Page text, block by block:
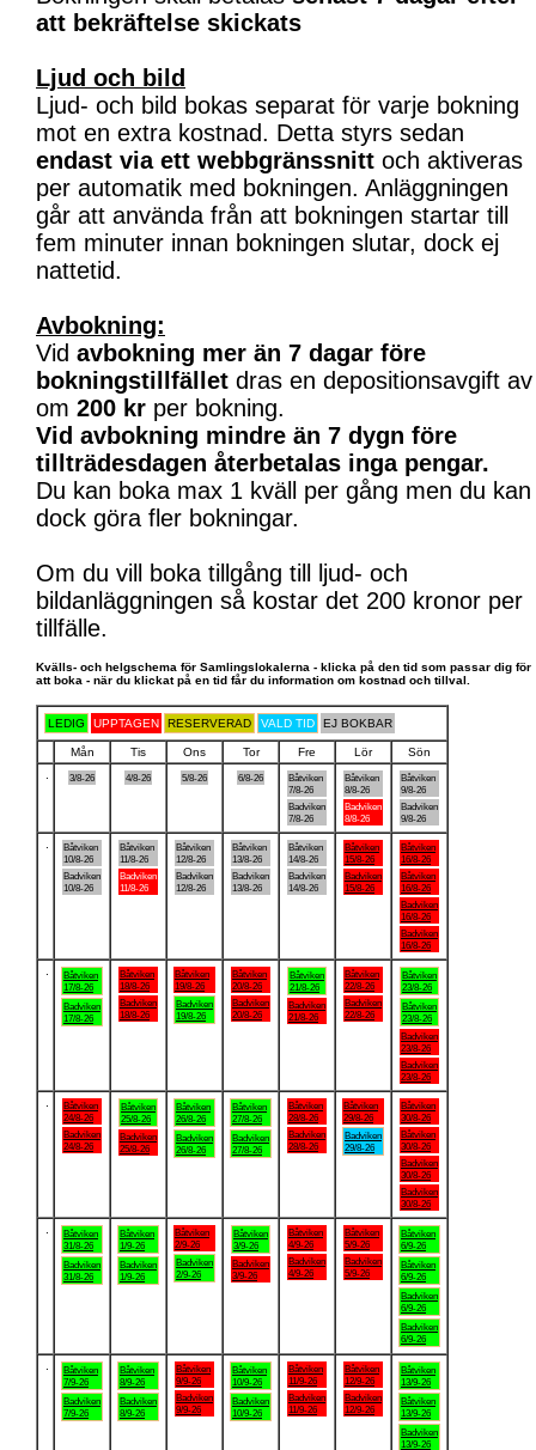
att bekräftelse skickats
Ljud och bild
Ljud- och bild bokas separat för varje bokning
mot en extra kostnad. Detta styrs sedan
endast via ett webbgränssnitt och aktiveras
per automatik med bokningen. Anläggningen
går att använda från att bokningen startar till
fem minuter innan bokningen slutar, dock ej
nattetid.
Avbokning:
Vid avbokning mer än 7 dagar före
bokningstillfället dras en depositionsavgift av
om 200 kr per bokning.
Vid avbokning mindre än 7 dygn före
tillträdesdagen återbetalas inga pengar.
Du kan boka max 1 kväll per gång men du kan
dock göra fler bokningar.
Om du vill boka tillgång till ljud- och
bildanläggningen så kostar det 200 kronor per
tillfälle.
Kvälls- och helgschema för Samlingslokalerna - klicka på den tid som passar dig för
att boka - när du klickat på en tid får du information om kostnad och tillval.
LEDIG UPPTAGEN RESERVERAD VALD TID EJ BOKBAR
Mån Tis Ons Tor Fre Lör
Sön
3/8-26 4/8-26 5/8-26 6/8-26
Båtviken
7/8-26
Badviken
7/8-26
Båtviken
8/8-26
Badviken
8/8-26
Båtviken
9/8-26
Badviken
9/8-26
Båtviken
10/8-26
Badviken
10/8-26
Båtviken
11/8-26
Badviken
11/8-26
Båtviken
12/8-26
Badviken
12/8-26
Båtviken
13/8-26
Badviken
13/8-26
Båtviken
14/8-26
Badviken
14/8-26
Båtviken
15/8-26
Badviken
15/8-26
Båtviken
16/8-26
Båtviken
16/8-26
Badviken
16/8-26
Badviken
16/8-26
Båtviken
17/8-26
Badviken
17/8-26
Båtviken
18/8-26
Badviken
18/8-26
Båtviken
19/8-26
Badviken
19/8-26
Båtviken
20/8-26
Badviken
20/8-26
Båtviken
21/8-26
Badviken
21/8-26
Båtviken
22/8-26
Badviken
22/8-26
Båtviken
23/8-26
Båtviken
23/8-26
Badviken
23/8-26
Badviken
23/8-26
Båtviken
24/8-26
Badviken
24/8-26
Båtviken
25/8-26
Badviken
25/8-26
Båtviken
26/8-26
Badviken
26/8-26
Båtviken
27/8-26
Badviken
27/8-26
Båtviken
28/8-26
Badviken
28/8-26
Båtviken
29/8-26
Badviken
29/8-26
Båtviken
30/8-26
Båtviken
30/8-26
Badviken
30/8-26
Badviken
30/8-26
Båtviken
31/8-26
Badviken
31/8-26
Båtviken
1/9-26
Badviken
1/9-26
Båtviken
2/9-26
Badviken
2/9-26
Båtviken
3/9-26
Badviken
3/9-26
Båtviken
4/9-26
Badviken
4/9-26
Båtviken
5/9-26
Badviken
5/9-26
Båtviken
6/9-26
Båtviken
6/9-26
Badviken
6/9-26
Badviken
6/9-26
Båtviken
7/9-26
Badviken
7/9-26
Båtviken
8/9-26
Badviken
8/9-26
Båtviken
9/9-26
Badviken
9/9-26
Båtviken
10/9-26
Badviken
10/9-26
Båtviken
11/9-26
Badviken
11/9-26
Båtviken
12/9-26
Badviken
12/9-26
Båtviken
13/9-26
Båtviken
13/9-26
Badviken
13/9-26